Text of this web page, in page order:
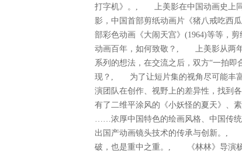
打字机》。, 上美影在中国动画史上同
影，中国首部剪纸动画片《猪八戒吃西
部彩色动画《大闹天宫》(1964)等等，
动画百年，如何致敬？, 上美影从两年
系列的想法，在交流之后，双方“一拍
现？, 为了让短片集的视角尽可能丰富
演团队在创作、视野上的差异性，找
有了二维平涂风的《小妖怪的夏天》、
……浓厚中国特色的绘画风格、中国传
出国产动画镜头技术的传承与创新。,
破，也是重中之重。, 《林林》导演杨